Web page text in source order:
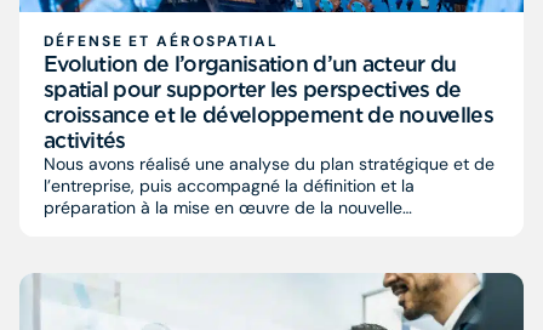
DÉFENSE ET AÉROSPATIAL
Evolution de l’organisation d’un acteur du
spatial pour supporter les perspectives de
croissance et le développement de nouvelles
activités​
Nous avons réalisé une analyse du plan stratégique et de
l’entreprise, puis accompagné la définition et la
préparation à la mise en œuvre de la nouvelle